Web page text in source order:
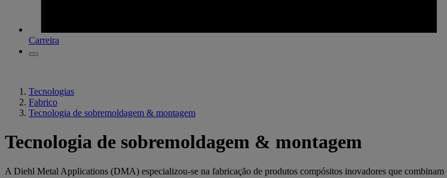
Carreira
Tecnologias
Fabrico
Tecnologia de sobremoldagem & montagem
Tecnologia de sobremoldagem & montagem
A Diehl Metal Applications (DMA) especializou-se na fabricação de produtos compósitos inovadores que